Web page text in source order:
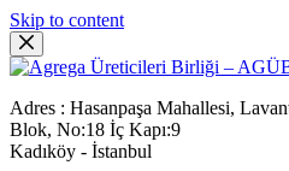
Skip to content
Adres : Hasanpaşa Mahallesi,
Blok, No:18 İç Kapı:9
Kadıköy - İstanbul